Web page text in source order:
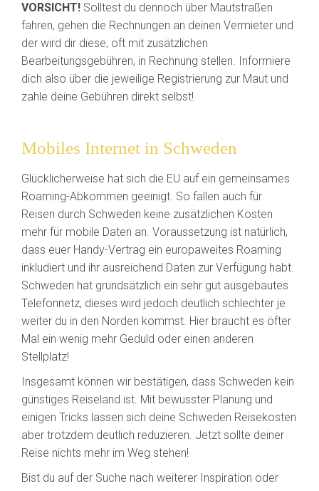
VORSICHT! Solltest du dennoch über Mautstraßen
fahren, gehen die Rechnungen an deinen Vermieter und
der wird dir diese, oft mit zusätzlichen
Bearbeitungsgebühren, in Rechnung stellen. Informiere
dich also über die jeweilige Registrierung zur Maut und
zahle deine Gebühren direkt selbst!
Mobiles Internet in Schweden
Glücklicherweise hat sich die EU auf ein gemeinsames
Roaming-Abkommen geeinigt. So fallen auch für
Reisen durch Schweden keine zusätzlichen Kosten
mehr für mobile Daten an. Voraussetzung ist natürlich,
dass euer Handy-Vertrag ein europaweites Roaming
inkludiert und ihr ausreichend Daten zur Verfügung habt.
Schweden hat grundsätzlich ein sehr gut ausgebautes
Telefonnetz, dieses wird jedoch deutlich schlechter je
weiter du in den Norden kommst. Hier braucht es öfter
Mal ein wenig mehr Geduld oder einen anderen
Stellplatz!
Insgesamt können wir bestätigen, dass Schweden kein
günstiges Reiseland ist. Mit bewusster Planung und
einigen Tricks lassen sich deine Schweden Reisekosten
aber trotzdem deutlich reduzieren. Jetzt sollte deiner
Reise nichts mehr im Weg stehen!
Bist du auf der Suche nach weiterer Inspiration oder